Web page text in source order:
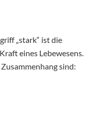
„stark“ ist die
eines Lebewesens.
sind: